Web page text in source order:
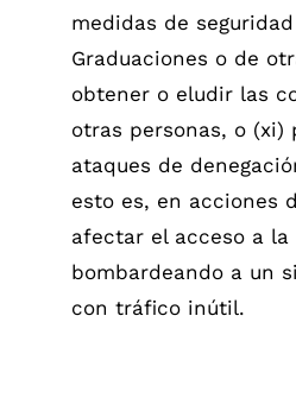
medidas de
Graduaciones o de
obtener o eludir las
otras personas, o (xi)
ataques de
esto es, en acciones
afectar el acceso a la
bombardeando a un
con tráfico inútil.